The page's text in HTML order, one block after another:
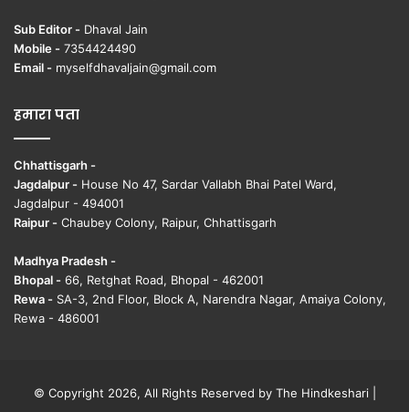
Sub Editor - Dhaval Jain
Mobile - 7354424490
Email - myselfdhavaljain@gmail.com
हमारा पता
Chhattisgarh -
Jagdalpur - House No 47, Sardar Vallabh Bhai Patel Ward,
Jagdalpur - 494001
Raipur - Chaubey Colony, Raipur, Chhattisgarh
Madhya Pradesh -
Bhopal - 66, Retghat Road, Bhopal - 462001
Rewa - SA-3, 2nd Floor, Block A, Narendra Nagar, Amaiya Colony,
Rewa - 486001
© Copyright 2026, All Rights Reserved by The Hindkeshari |